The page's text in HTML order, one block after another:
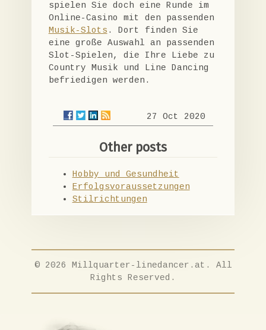
spielen Sie doch eine Runde im
Online-Casino mit den passenden
Musik-Slots . Dort finden Sie
eine große Auswahl an passenden
Slot-Spielen, die Ihre Liebe zu
Country Musik und Line Dancing
befriedigen werden.
27 Oct 2020
Other posts
Hobby und Gesundheit
Erfolgsvoraussetzungen
Stilrichtungen
© 2026 Millquarter-linedancer.at. All
Rights Reserved.